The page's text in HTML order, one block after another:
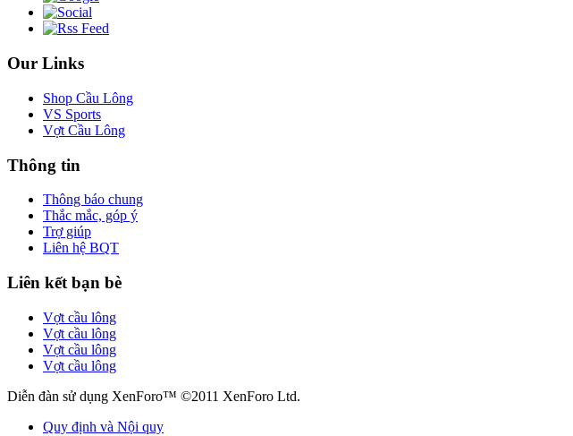
Our Links
Shop Cầu Lông
VS Sports
Vợt Cầu Lông
Thông tin
Thông báo chung
Thắc mắc, góp ý
Trợ giúp
Liên hệ BQT
Liên kết bạn bè
Vợt cầu lông
Vợt cầu lông
Vợt cầu lông
Vợt cầu lông
Diễn đàn sử dụng XenForo™ ©2011 XenForo Ltd.
Quy định và Nội quy